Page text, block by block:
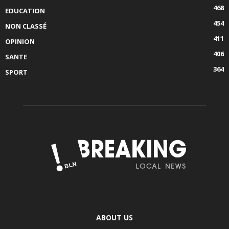
EDUCATION
468
NON CLASSÉ
454
OPINION
411
SANTE
406
SPORT
364
ABOUT US